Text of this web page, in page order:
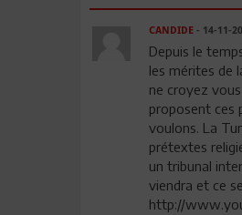
CANDIDE- 14-11-
Depuis le
les mérites de
ne croyez
proposent ces
voulons. La
prétextes
un tribunal
viendra et ce
http://